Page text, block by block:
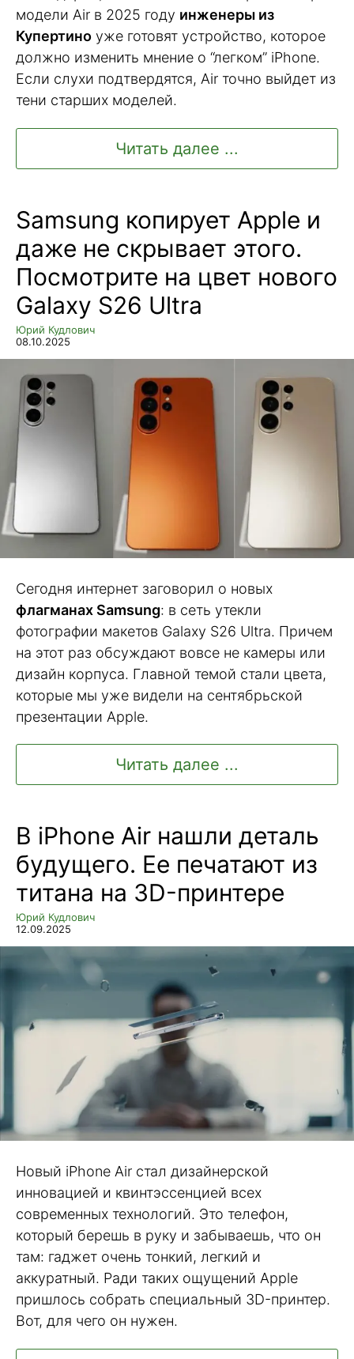
модели Air в 2025 году инженеры из
Купертино уже готовят устройство, которое
должно изменить мнение о “легком” iPhone.
Если слухи подтвердятся, Air точно выйдет из
тени старших моделей.
Читать далее ...
Samsung копирует Apple и
даже не скрывает этого.
Посмотрите на цвет нового
Galaxy S26 Ultra
Юрий Кудлович
08.10.2025
Сегодня интернет заговорил о новых
флагманах Samsung: в сеть утекли
фотографии макетов Galaxy S26 Ultra. Причем
на этот раз обсуждают вовсе не камеры или
дизайн корпуса. Главной темой стали цвета,
которые мы уже видели на сентябрьской
презентации Apple.
Читать далее ...
В iPhone Air нашли деталь
будущего. Ее печатают из
титана на 3D-принтере
Юрий Кудлович
12.09.2025
Новый iPhone Air стал дизайнерской
инновацией и квинтэссенцией всех
современных технологий. Это телефон,
который берешь в руку и забываешь, что он
там: гаджет очень тонкий, легкий и
аккуратный. Ради таких ощущений Apple
пришлось собрать специальный 3D-принтер.
Вот, для чего он нужен.